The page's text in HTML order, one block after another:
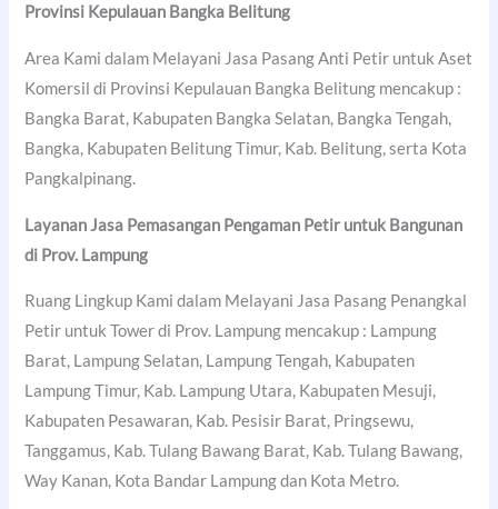
Provinsi Kepulauan Bangka Belitung
Area Kami dalam Melayani Jasa Pasang Anti Petir untuk Aset
Komersil di Provinsi Kepulauan Bangka Belitung mencakup :
Bangka Barat, Kabupaten Bangka Selatan, Bangka Tengah,
Bangka, Kabupaten Belitung Timur, Kab. Belitung, serta Kota
Pangkalpinang.
Layanan Jasa Pemasangan Pengaman Petir untuk Bangunan
di Prov. Lampung
Ruang Lingkup Kami dalam Melayani Jasa Pasang Penangkal
Petir untuk Tower di Prov. Lampung mencakup : Lampung
Barat, Lampung Selatan, Lampung Tengah, Kabupaten
Lampung Timur, Kab. Lampung Utara, Kabupaten Mesuji,
Kabupaten Pesawaran, Kab. Pesisir Barat, Pringsewu,
Tanggamus, Kab. Tulang Bawang Barat, Kab. Tulang Bawang,
Way Kanan, Kota Bandar Lampung dan Kota Metro.